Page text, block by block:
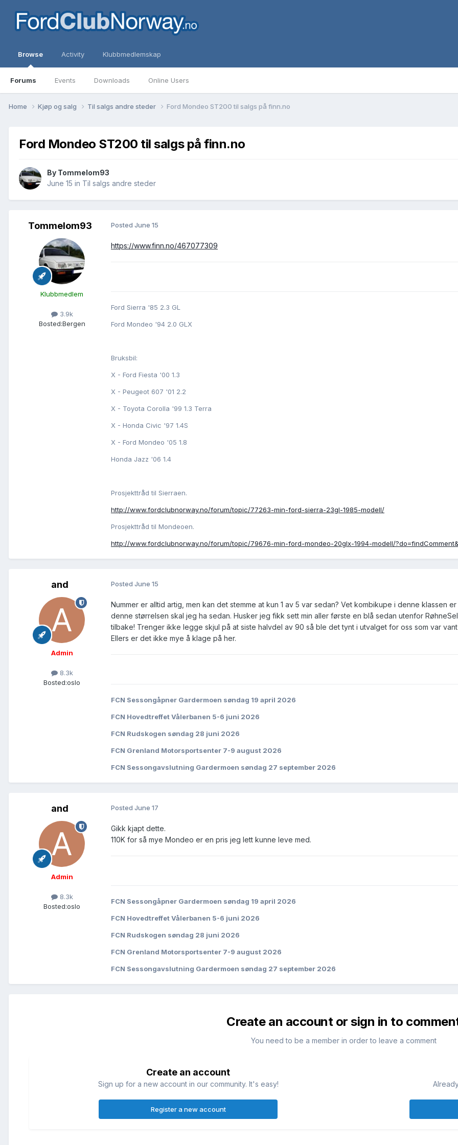
Browse
Forums Events Downloads Online Users
Activity Klubbmedlemskap
Home Kjøp og salg Til salgs andre steder Ford Mondeo ST200 til salgs på finn.no
Ford Mondeo ST200 til salgs på finn.no
By Tommelom93
June 15 in Til salgs andre steder
Tommelom93
Klubbmedlem
3.9k
Bosted:Bergen
Posted June 15
https://www.finn.no/467077309
Ford Sierra '85 2.3 GL
Ford Mondeo '94 2.0 GLX
Bruksbil:
X - Ford Fiesta '00 1.3
X - Peugeot 607 '01 2.2
X - Toyota Corolla '99 1.3 Terra
X - Honda Civic '97 1.4S
X - Ford Mondeo '05 1.8
Honda Jazz '06 1.4
Prosjekttråd til Sierraen.
http://www.fordclubnorway.no/forum/topic/77263-min-ford-sierra-23gl-1985-modell/
Prosjekttråd til Mondeoen.
http://www.fordclubnorway.no/forum/topic/79676-min-ford-mondeo-20glx-1994-modell/
and
Admin
8.3k
Bosted:oslo
Posted June 15
Nummer er alltid artig, men kan det stemme at kun 1 av 5 var sedan? Vet kombikupe i denne
denne størrelsen skal jeg ha sedan. Husker jeg fikk sett min aller første en blå sedan utenfor
tilbake! Trenger ikke legge skjul på at siste halvdel av 90 så ble det tynt i utvalget for oss som var
Ellers er det ikke mye å klage på her.
FCN Sessongåpner Gardermoen søndag 19 april 2026
FCN Hovedtreffet Vålerbanen 5-6 juni 2026
FCN Rudskogen søndag 28 juni 2026
FCN Grenland Motorsportsenter 7-9 august 2026
FCN Sessongavslutning Gardermoen søndag 27 september 2026
and
Admin
8.3k
Bosted:oslo
Posted June 17
Gikk kjapt dette.
110K for så mye Mondeo er en pris jeg lett kunne leve med.
FCN Sessongåpner Gardermoen søndag 19 april 2026
FCN Hovedtreffet Vålerbanen 5-6 juni 2026
FCN Rudskogen søndag 28 juni 2026
FCN Grenland Motorsportsenter 7-9 august 2026
FCN Sessongavslutning Gardermoen søndag 27 september 2026
Create an account or sign in to
You need to be a member in order to leave a comment
Create an account
Sign up for a new account in our community. It's easy!
Register a new account